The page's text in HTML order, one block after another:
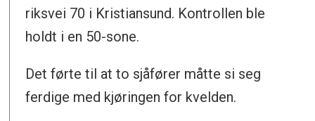
riksvei 70 i Kristiansund. Kontrollen ble
holdt i en 50-sone.
Det førte til at to sjåfører måtte si seg
ferdige med kjøringen for kvelden.